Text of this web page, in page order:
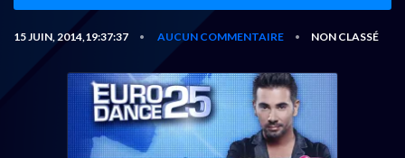
15 JUIN, 2014,19:37:37 • AUCUN COMMENTAIRE • NON CLASSÉ